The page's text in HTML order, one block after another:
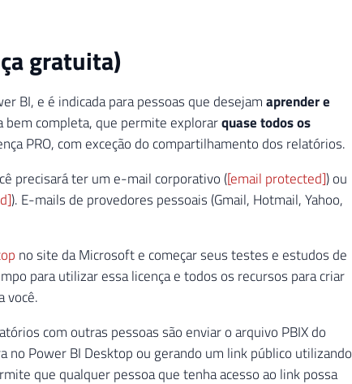
gratuita)
BI, e é indicada para pessoas que desejamaprender e
bem completa, que permite explorarquase todos os
PRO, com exceção do compartilhamento dos relatórios.
precisará ter um e-mail corporativo ([email protected]) ou
). E-mails de provedores pessoais (Gmail, Hotmail, Yahoo,
no site da Microsoft e começar seus testes e estudos de
para utilizar essa licença e todos os recursos para criar
você.
com outras pessoas são enviar o arquivo PBIX do
no Power BI Desktop ou gerando um link público utilizando
que qualquer pessoa que tenha acesso ao link possa